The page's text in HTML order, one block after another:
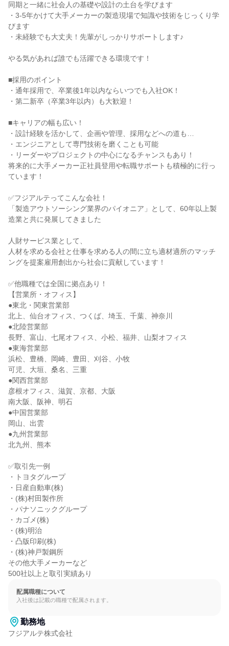
同期と一緒に社会人の基礎や設計の土台を学びます
・3-5年かけて大手メーカーの製造現場で知識や技術をじっくり学
びます
・未経験でも大丈夫！先輩がしっかりサポートします♪
やる気があれば誰でも活躍できる環境です！
■採用のポイント
・通年採用で、卒業後1年以内ならいつでも入社OK！
・第二新卒（卒業3年以内）も大歓迎！
■キャリアの幅も広い！
・設計経験を活かして、企画や管理、採用などへの道も…
・エンジニアとして専門技術を磨くことも可能
・リーダーやプロジェクトの中心になるチャンスもあり！
将来的に大手メーカー正社員登用や転職サポートも積極的に行っ
ています！
✅フジアルテってこんな会社！
「製造アウトソーシング業界のパイオニア」として、60年以上製
造業と共に発展してきました
人財サービス業として、
人材を求める会社と仕事を求める人の間に立ち適材適所のマッチ
ングを提案雇用創出から社会に貢献しています！
✅他職種では全国に拠点あり！
【営業所・オフィス】
●東北・関東営業部
北上、仙台オフィス、つくば、埼玉、千葉、神奈川
●北陸営業部
長野、富山、七尾オフィス、小松、福井、山梨オフィス
●東海営業部
浜松、豊橋、岡崎、豊田、刈谷、小牧
可児、大垣、桑名、三重
●関西営業部
彦根オフィス、滋賀、京都、大阪
南大阪、阪神、明石
●中国営業部
岡山、出雲
●九州営業部
北九州、熊本
✅取引先一例
・トヨタグループ
・日産自動車(株)
・(株)村田製作所
・パナソニックグループ
・カゴメ(株)
・(株)明治
・凸版印刷(株)
・(株)神戸製鋼所
その他大手メーカーなど
500社以上と取引実績あり
配属職種について
入社後は記載の職種で配属されます。
勤務地
フジアルテ株式会社